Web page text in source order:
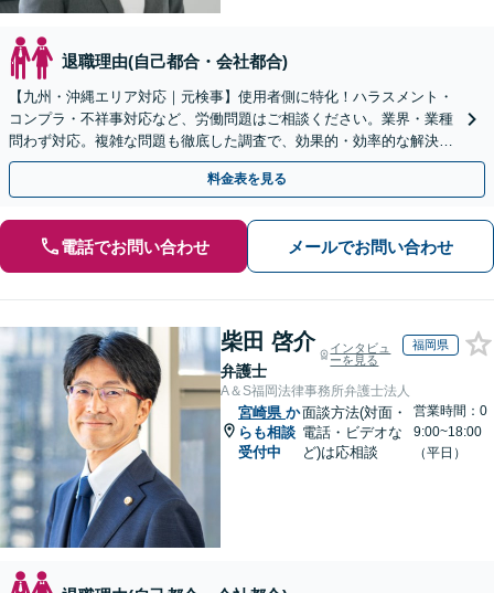
退職理由(自己都合・会社都合)
【九州・沖縄エリア対応｜元検事】使用者側に特化！ハラスメント・
コンプラ・不祥事対応など、労働問題はご相談ください。業界・業種
問わず対応。複雑な問題も徹底した調査で、効果的・効率的な解決を
目指します。セカンドオピニオン可【休日・夜間相談可】
料金表を見る
電話でお問い合わせ メールでお問い合わせ
柴田 啓介
弁護士
インタビュ
ーを見る
福岡県
A＆S福岡法律事務所弁護士法人
宮崎県 か
らも相談
受付中
面談方法(対面・
電話・ビデオな
ど)は応相談
営業時間：0
9:00~18:00
（平日）